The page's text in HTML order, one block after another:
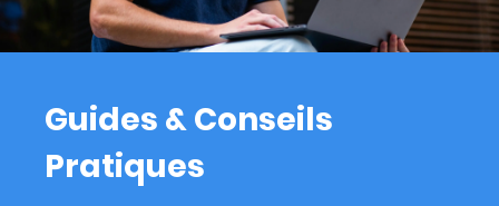
Guides & Conseils
Pratiques